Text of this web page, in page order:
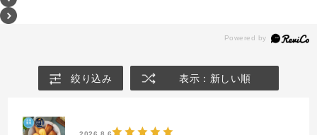
絞り込み 表示：新しい順